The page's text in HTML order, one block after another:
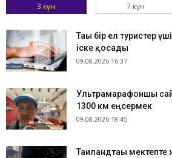
3 күн 7 күн
Тағы бір ел туристер
іске қосады
09.08.2026 16:37
Ультрамарафоншы
1300 км еңсермек
09.08.2026 18:45
Таиландтағы